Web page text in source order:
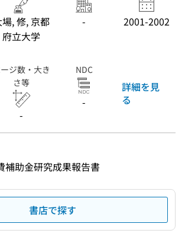
場, 修, 京都
府立大学
- 2001-2002
ジ数・大き
さ等
-
NDC
-
詳細を見
る
補助金研究成果報告書
書店で探す